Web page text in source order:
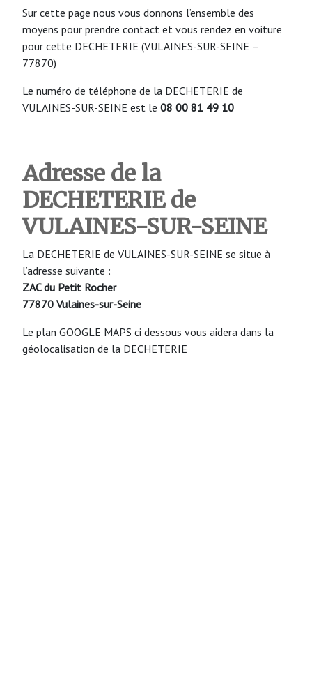
Sur cette page nous vous donnons l’ensemble des
moyens pour prendre contact et vous rendez en voiture
pour cette DECHETERIE (VULAINES-SUR-SEINE –
77870)
Le numéro de téléphone de la DECHETERIE de
VULAINES-SUR-SEINE est le 08 00 81 49 10
Adresse de la
DECHETERIE de
VULAINES-SUR-SEINE
La DECHETERIE de VULAINES-SUR-SEINE se situe à
l’adresse suivante :
ZAC du Petit Rocher
77870 Vulaines-sur-Seine
Le plan GOOGLE MAPS ci dessous vous aidera dans la
géolocalisation de la DECHETERIE